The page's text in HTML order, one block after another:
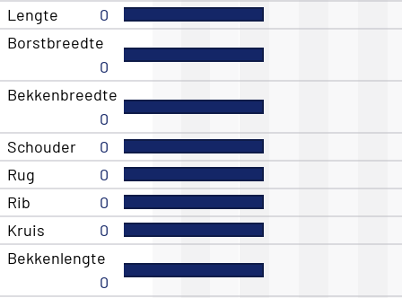
Lengte
0
Borstbreedte
0
Bekkenbreedte
0
Schouder
0
Rug
0
Rib
0
Kruis
0
Bekkenlengte
0